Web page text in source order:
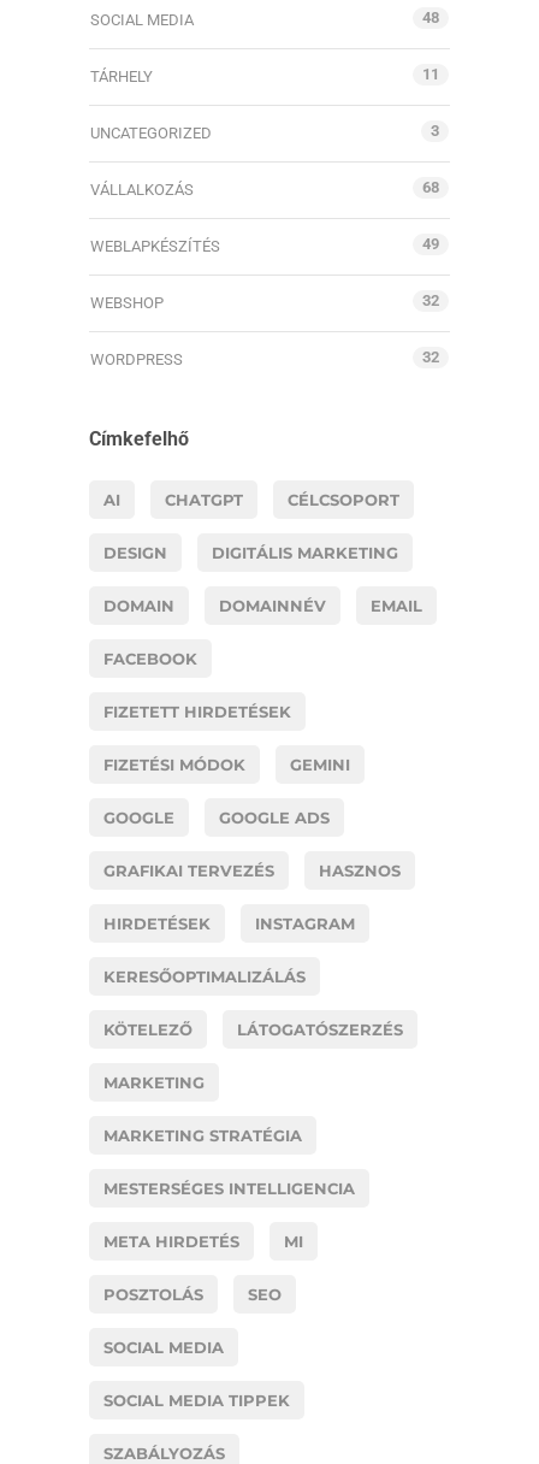
SOCIAL MEDIA 48
TÁRHELY 11
UNCATEGORIZED 3
VÁLLALKOZÁS 68
WEBLAPKÉSZÍTÉS 49
WEBSHOP 32
WORDPRESS 32
Címkefelhő
AI CHATGPT CÉLCSOPORT
DESIGN DIGITÁLIS MARKETING
DOMAIN DOMAINNÉV EMAIL
FACEBOOK
FIZETETT HIRDETÉSEK
FIZETÉSI MÓDOK GEMINI
GOOGLE GOOGLE ADS
GRAFIKAI TERVEZÉS HASZNOS
HIRDETÉSEK INSTAGRAM
KERESŐOPTIMALIZÁLÁS
KÖTELEZŐ LÁTOGATÓSZERZÉS
MARKETING
MARKETING STRATÉGIA
MESTERSÉGES INTELLIGENCIA
META HIRDETÉS MI
POSZTOLÁS SEO
SOCIAL MEDIA
SOCIAL MEDIA TIPPEK
SZABÁLYOZÁS